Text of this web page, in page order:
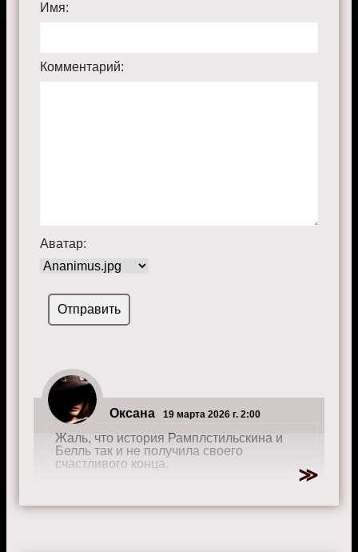
Имя:
Комментарий:
Аватар:
Оксана 19 марта 2026 г. 2:00
Жаль, что история Рамплстильскина и
Белль так и не получила своего
счастливого конца.